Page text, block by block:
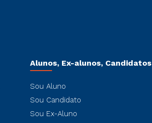
Alunos, Ex-alunos, Candidatos
Sou Aluno
Sou Candidato
Sou Ex-Aluno